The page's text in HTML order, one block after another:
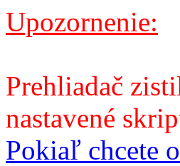
Upozornenie:
Prehliadač
nastavené
Pokiaľ chcete